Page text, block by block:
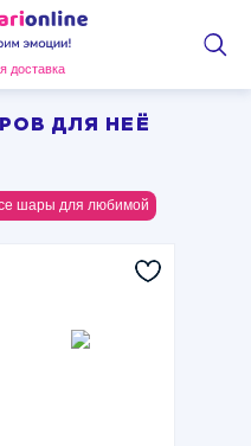
доставка
ДЛЯ НЕЁ
шары для любимой